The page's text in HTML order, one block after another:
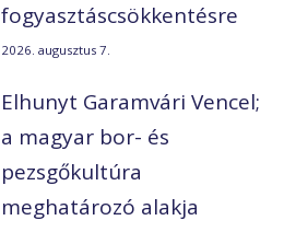
fogyasztáscsökkentésre
2026. augusztus 7.
Elhunyt Garamvári Vencel;
a magyar bor- és
pezsgőkultúra
meghatározó alakja